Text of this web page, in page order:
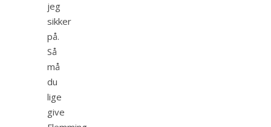
jeg
sikker
på.
Så
må
du
lige
give